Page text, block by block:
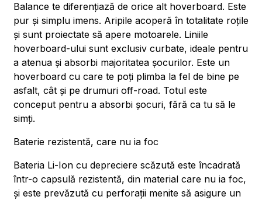
Balance te diferențiază de orice alt hoverboard. Este
pur și simplu imens. Aripile acoperă în totalitate roțile
și sunt proiectate să apere motoarele. Liniile
hoverboard-ului sunt exclusiv curbate, ideale pentru
a atenua și absorbi majoritatea șocurilor. Este un
hoverboard cu care te poți plimba la fel de bine pe
asfalt, cât și pe drumuri off-road. Totul este
conceput pentru a absorbi șocuri, fără ca tu să le
simți.
Baterie rezistentă, care nu ia foc
Bateria Li-Ion cu depreciere scăzută este încadrată
într-o capsulă rezistentă, din material care nu ia foc,
și este prevăzută cu perforații menite să asigure un